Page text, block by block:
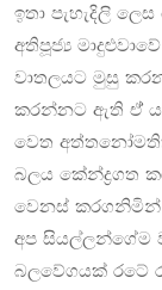
ඉතා පැහැදිලි
අතිපූජ්‍ය
වාතලයට මුසු
කරන්නට ඇති ඒ්
වෙත
බලය කේන්ද්‍රගත
වෙනස් කරගනිමින්
අප සියල්ලන්ගේම
බලවේගයක් රටේ